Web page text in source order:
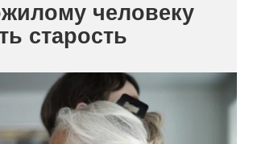
человеку
старость